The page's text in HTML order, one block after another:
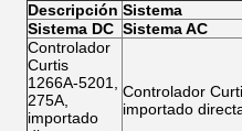
Descripción Sistema
Sistema DC Sistema AC
Controlador
Curtis
1266A-5201,
275A,
importado
Controlador
importado